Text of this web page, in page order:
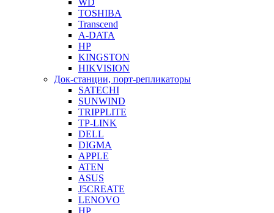
WD
TOSHIBA
Transcend
A-DATA
HP
KINGSTON
HIKVISION
Док-станции, порт-репликаторы
SATECHI
SUNWIND
TRIPPLITE
TP-LINK
DELL
DIGMA
APPLE
ATEN
ASUS
J5CREATE
LENOVO